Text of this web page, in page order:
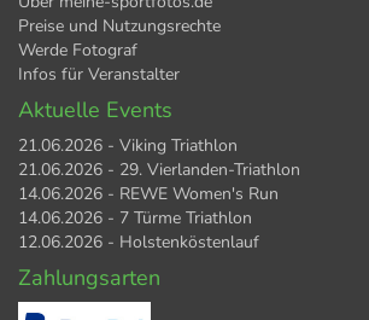
Preise und Nutzungsrechte
Werde Fotograf
Infos für Veranstalter
Aktuelle Events
21.06.2026 - Viking Triathlon
21.06.2026 - 29. Vierlanden-Triathlon
14.06.2026 - REWE Women's Run
14.06.2026 - 7 Türme Triathlon
12.06.2026 - Holstenköstenlauf
Zahlungsarten